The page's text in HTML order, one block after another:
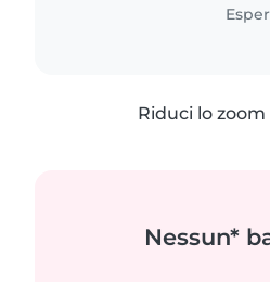
Riduci lo
Nessun*